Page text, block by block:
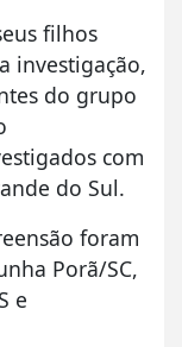
filhos
investigação,
do grupo
com
do Sul.
foram
Porã/SC,
e